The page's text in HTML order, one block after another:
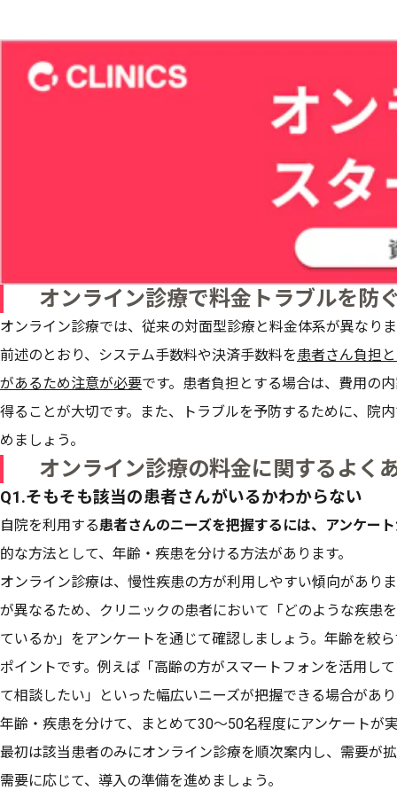
オンライン診療で料金トラブルを防
オンライン診療では、従来の対面型診療と料金体系が異なり
前述のとおり、システム手数料や決済手数料を 患者さん負担
があるため注意が必要です。患者負担とする場合は、費用の
得ることが大切です。また、トラブルを予防するために、院
めましょう。​​​​​​​​​​​​​​
オンライン診療の料金に関するよく
Q1.そもそも該当の患者さんがいるかわからない
自院を利用する患者さんのニーズを把握するには、アンケー
的な方法として、年齢・疾患を分ける方法があります。
オンライン診療は、慢性疾患の方が利用しやすい傾向があり
が異なるため、クリニックの患者において「どのような疾患
ているか」をアンケートを通じて確認しましょう。年齢を絞
ポイントです。例えば「高齢の方がスマートフォンを活用し
て相談したい」といった幅広いニーズが把握できる場合があ
年齢・疾患を分けて、まとめて30～50名程度にアンケートが
最初は該当患者のみにオンライン診療を順次案内し、需要が
需要に応じて、導入の準備を進めましょう。